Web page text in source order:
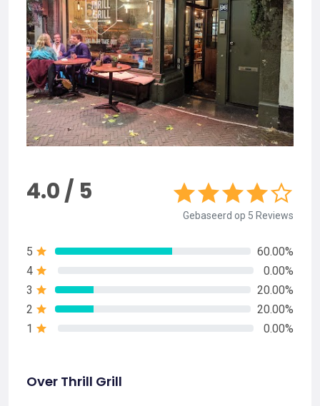
4.0 / 5
Gebaseerd op 5 Reviews
5
60.00%
4
0.00%
3
20.00%
2
20.00%
1
0.00%
Over Thrill Grill